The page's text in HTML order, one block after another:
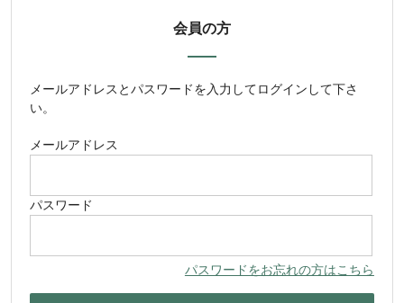
会員の方
メールアドレス とパスワードを入力してログインして下さ
い。
メールアドレス
パスワード
パスワードをお忘れの方はこちら